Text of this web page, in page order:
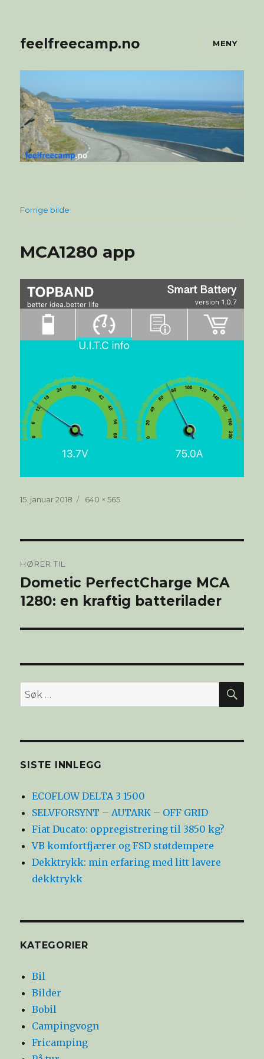
feelfreecamp.no MENY
Forrige bilde
MCA1280 app
Publisert
15. januar 2018
Full
640 × 565
HØRER TIL
Dometic PerfectCharge MCA
1280: en kraftig batterilader
Søk
etter:
SISTE INNLEGG
ECOFLOW DELTA 3 1500
SELVFORSYNT – AUTARK – OFF GRID
Fiat Ducato: oppregistrering til 3850 kg?
VB komfortfjærer og FSD støtdempere
Dekktrykk: min erfaring med litt lavere
dekktrykk
KATEGORIER
Bil
Bilder
Bobil
Campingvogn
Fricamping